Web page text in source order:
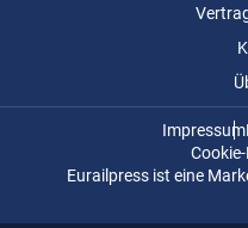
Impressum
Eurailpress ist eine